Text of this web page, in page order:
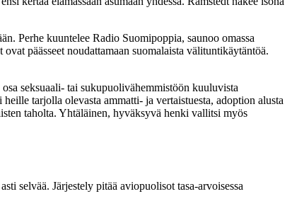
Perhe kuuntelee Radio Suomipoppia, saunoo omassa
päässeet noudattamaan suomalaista välituntikäytäntöä.
seksuaali- tai sukupuolivähemmistöön kuuluvista
tarjolla olevasta ammatti- ja vertaistuesta, adoption alusta
taholta. Yhtäläinen, hyväksyvä henki vallitsi myös
selvää. Järjestely pitää aviopuolisot tasa-arvoisessa